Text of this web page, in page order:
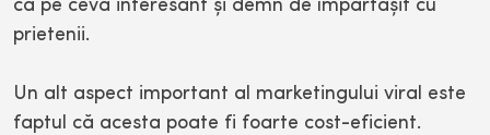
ca pe ceva interesant și demn de împărtășit cu
prietenii.
Un alt aspect important al marketingului viral este
faptul că acesta poate fi foarte cost-eficient.